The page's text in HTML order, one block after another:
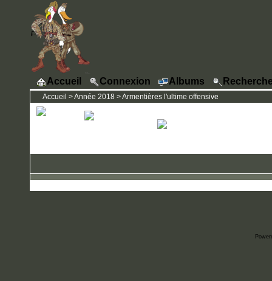
Accueil Connexion Albums
Accueil >Année 2018 >Armentières l'ultime offensive